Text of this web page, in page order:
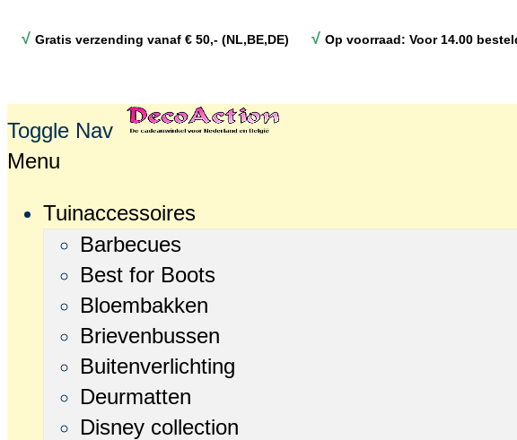
√ Gratis verzending vanaf € 50,- (NL,BE,DE) √ Op voorraad: Voor 14.00
Toggle Nav
Menu
Tuinaccessoires
Barbecues
Best for Boots
Bloembakken
Brievenbussen
Buitenverlichting
Deurmatten
Disney collection